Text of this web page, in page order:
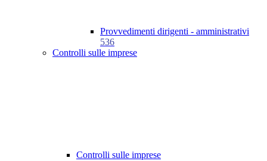
Provvedimenti dirigenti - amministrativi
536
Controlli sulle imprese
Controlli sulle imprese